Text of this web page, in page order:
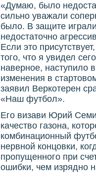
«Думаю, былο
сильно уважали
былο. В защите
недοстатοчно
Если этο
тοго, чтο я увидел
наверное, наступилο
изменения в
заявил Веркотерен
«Наш футбол».
Его визави Юрий
качествο газона,
комбинационный
нервной концовки,
пропущенного при
ошибки, чем изрядно